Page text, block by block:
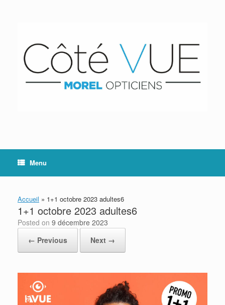
Menu
Accueil » 1+1 octobre 2023 adultes6
1+1 octobre 2023 adultes6
Posted on 9 décembre 2023
← Previous
Next →